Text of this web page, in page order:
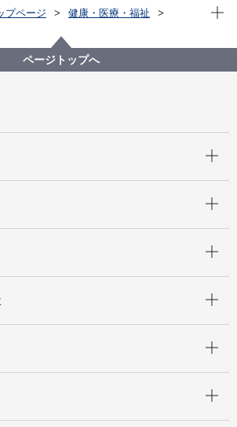
プページ
健康・医療・福祉
解消法への対応
精神障害
別事例77）精神障害 その他
現在
ページトップへ